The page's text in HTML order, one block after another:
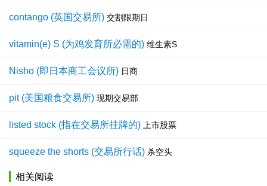
contango (英国交易所) 交割限期日
vitamin(e) S (为鸡发育所必需的) 维生素S
Nisho (即日本商工会议所) 日商
pit (美国粮食交易所) 现期交易部
listed stock (指在交易所挂牌的) 上市股票
squeeze the shorts (交易所行话) 杀空头
相关阅读